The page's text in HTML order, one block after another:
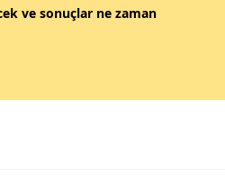
ve sonuçlar ne zaman